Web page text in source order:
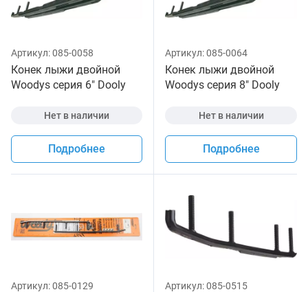
Артикул:085-0058
Конек лыжи двойной
Woodys серия 6" Dooly
Нет в наличии
Подробнее
Артикул:085-0064
Конек лыжи двойной
Woodys серия 8" Dooly
Нет в наличии
Подробнее
Артикул:085-0129 Артикул:085-0515